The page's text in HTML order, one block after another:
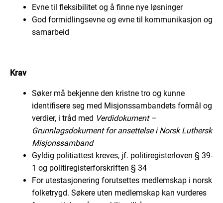
Evne til fleksibilitet og å finne nye løsninger
God formidlingsevne og evne til kommunikasjon og
samarbeid
Krav
Søker må bekjenne den kristne tro og kunne
identifisere seg med Misjonssambandets formål og
verdier, i tråd med Verdidokument –
Grunnlagsdokument for ansettelse i Norsk Luthersk
Misjonssamband
Gyldig politiattest kreves, jf. politiregisterloven § 39-
1 og politiregisterforskriften § 34
For utestasjonering forutsettes medlemskap i norsk
folketrygd. Søkere uten medlemskap kan vurderes